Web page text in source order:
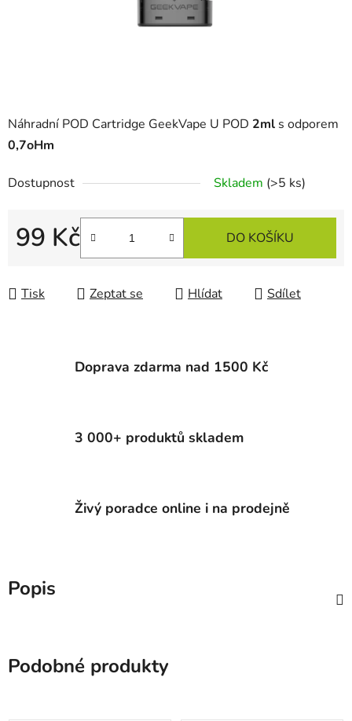
Náhradní POD Cartridge GeekVape U POD 2ml s odporem
0,7oHm
Dostupnost Skladem (>5 ks)
99 Kč
Měrná cena:
DO KOŠÍKU
Tisk Zeptat se Hlídat Sdílet
Doprava zdarma nad 1500 Kč
3 000+ produktů skladem
Živý poradce online i na prodejně
Popis
Podobné produkty